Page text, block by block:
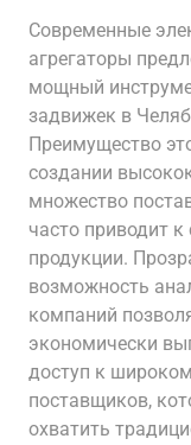
Современные
агрегаторы
мощный
задвижек в
Преимущество
создании
множество
часто приводит
продукции.
возможность
компаний
экономически
доступ к
поставщиков,
охватить